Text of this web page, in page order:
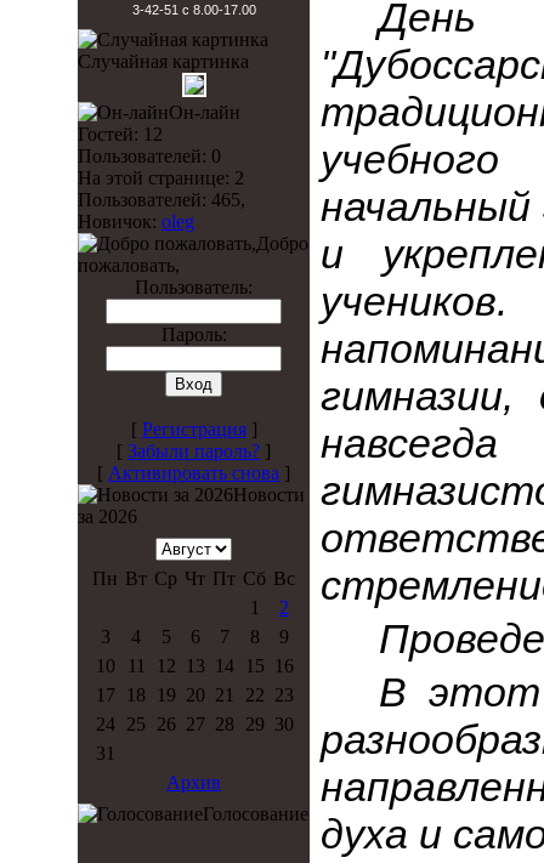
3-42-51 с 8.00-17.00
Случайная картинка
Он-лайн
Гостей: 12
Пользователей: 0
На этой странице: 2
Пользователей: 465,
Новичок: oleg
Добро
пожаловать,
Пользователь:
Пароль:
[ Регистрация]
[ Забыли пароль? ]
[ Активировать снова ]
Новости
за 2026
Пн Вт Ср Чт Пт Сб Вс
1
2
3
4 5 6 7 8
9
10
11 12 13 14 15
16
17
18 19 20 21 22 23
24
25 26 27 28 29 30
31
Архив
Голосование
День
начальный
и
В этот
духа и